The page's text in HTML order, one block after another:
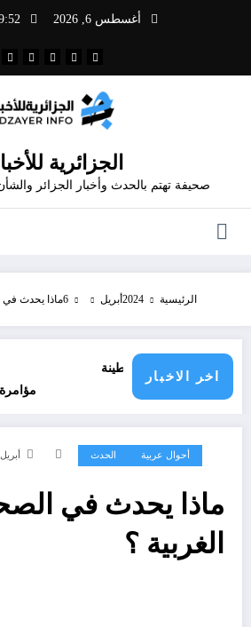
أغسطس 6, 2026 PM
الجزائرية
صحيفة تهتم بالحدث وأخبار الجزائر
الرئيسية 2024 أبريل 6ماذا يحدث في
اخر الاخبار
مؤامرة
أحوال عربية الحدث أبريل 6, 2024
ماذا يحدث في
الغربية ؟